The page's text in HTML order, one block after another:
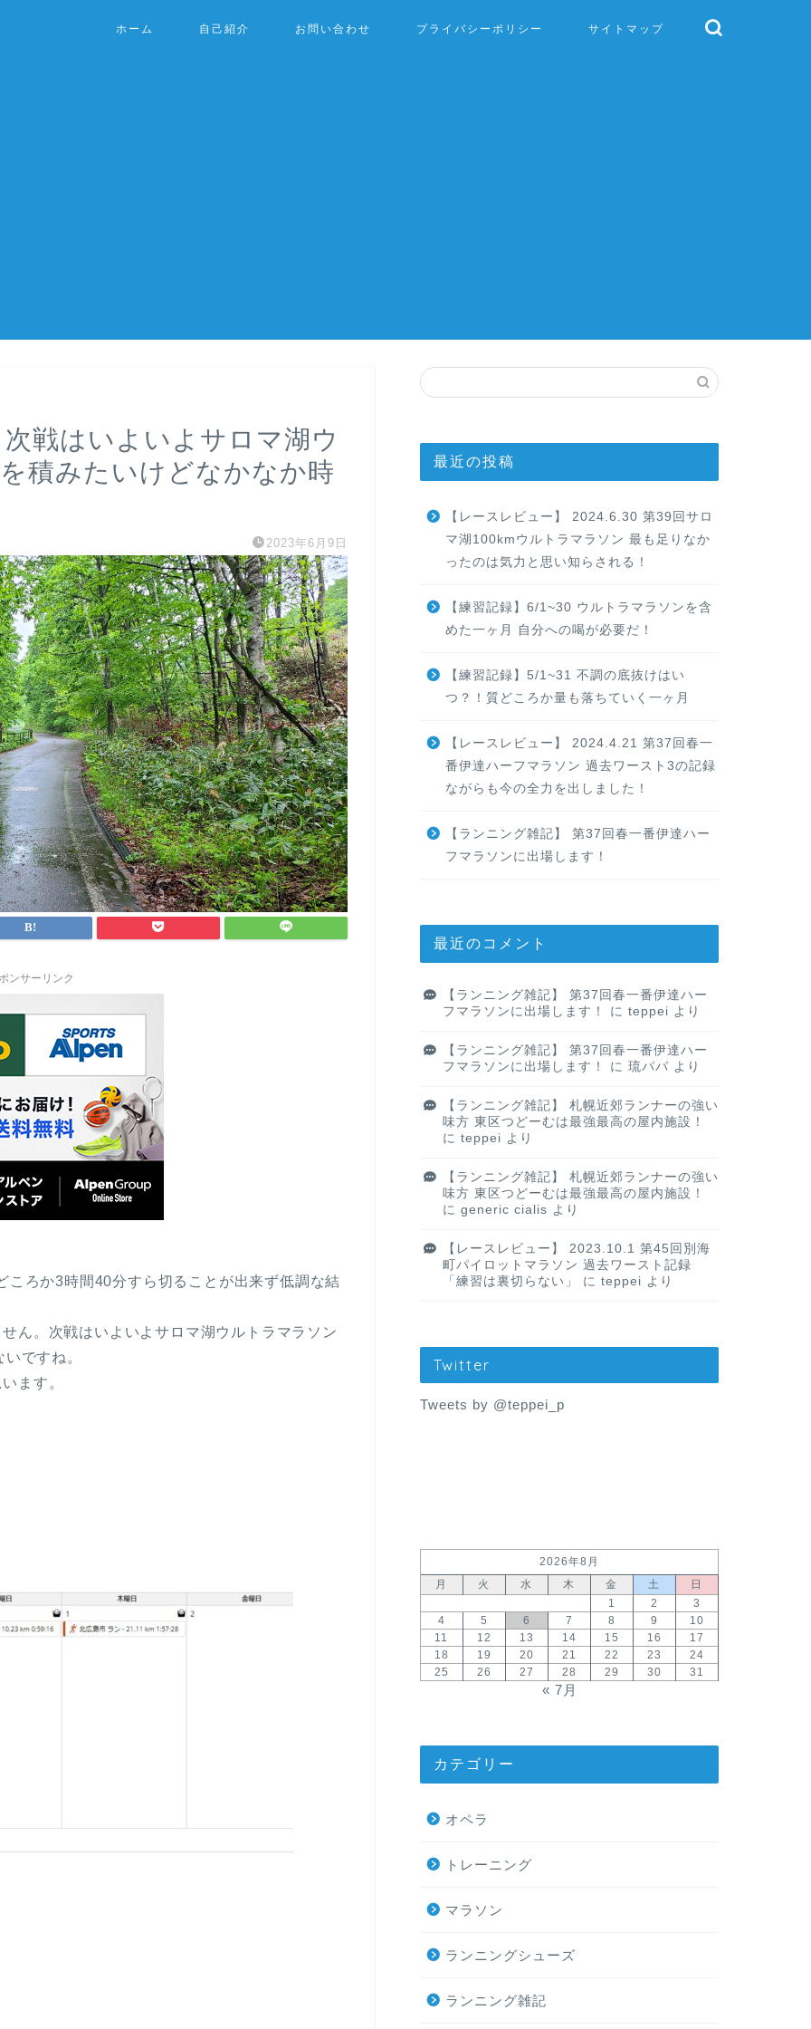
ホーム 自己紹介 お問い合わせ プライバシーポリシー サイトマップ
戦はいよいよサロマ湖ウ
積みたいけどなかなか時
2023年6月9日
ンサーリンク
ろか3時間40分すら切ることが出来ず低調な結
ん。次戦はいよいよサロマ湖ウルトラマラソン
ですね。
ます。
最近の投稿
【レースレビュー】 2024.6.30 第39回サロ
マ湖100kmウルトラマラソン 最も足りなか
ったのは気力と思い知らされる！
【練習記録】6/1~30 ウルトラマラソンを含
めた一ヶ月 自分への喝が必要だ！
【練習記録】5/1~31 不調の底抜けはい
つ？！質どころか量も落ちていく一ヶ月
【レースレビュー】 2024.4.21 第37回春一
番伊達ハーフマラソン 過去ワースト3の記録
ながらも今の全力を出しました！
【ランニング雑記】 第37回春一番伊達ハー
フマラソンに出場します！
最近のコメント
【ランニング雑記】 第37回春一番伊達ハー
フマラソンに出場します！
に teppei より
【ランニング雑記】 第37回春一番伊達ハー
フマラソンに出場します！
に 琉パパ より
【ランニング雑記】 札幌近郊ランナーの強い
味方 東区つどーむは最強最高の屋内施設！
に teppei より
【ランニング雑記】 札幌近郊ランナーの強い
味方 東区つどーむは最強最高の屋内施設！
に generic cialis より
【レースレビュー】 2023.10.1 第45回別海
町パイロットマラソン 過去ワースト記録
「練習は裏切らない」
に teppei より
Twitter
Tweets by @teppei_p
2026年8月
月
火 水 木 金 土
日
1
2
3
4
5 6 7 8 9
10
11
12 13 14 15 16
17
18
19 20 21 22 23
24
25
26 27 28 29 30 31
« 7月
カテゴリー
オペラ
トレーニング
マラソン
ランニングシューズ
ランニング雑記